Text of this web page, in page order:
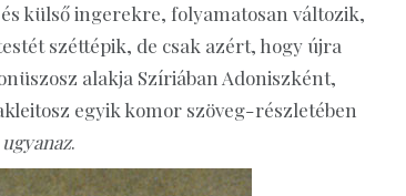
külső ingerekre, folyamatosan változik,
széttépik, de csak azért, hogy újra
alakja Szíriában Adoniszként,
egyik komor szöveg-részletében
.